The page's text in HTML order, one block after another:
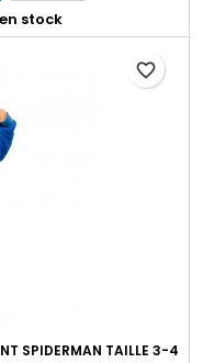
stock
SPIDERMAN TAILLE 3-4
favorite_border